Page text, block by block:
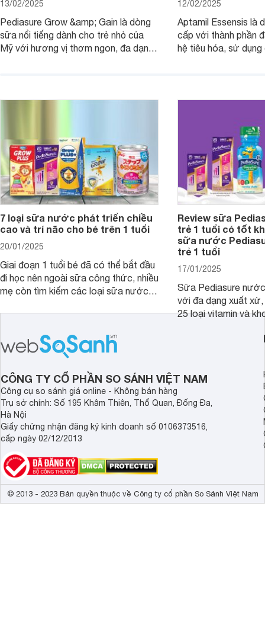
13/02/2025
Pediasure Grow &amp; Gain là dòng
sữa nổi tiếng dành cho trẻ nhỏ của
Mỹ với hương vị thơm ngon, đa dạng
Pediasure Grow &amp; Gain hiện nay
12/02/2025
Aptamil Essensis là
cấp với thành phần
hệ tiêu hóa, sử
cùng Websosanh.vn
7 loại sữa nước phát triển chiều
cao và trí não cho bé trên 1 tuổi
20/01/2025
Giai đoạn 1 tuổi bé đã có thể bắt đầu
đi học nên ngoài sữa công thức, nhiều
mẹ còn tìm kiếm các loại sữa nước
trẻ. Dưới đây là 7 loại sữa nước phát
1 tuổi tốt mà mẹ bỉm nên lựa chọn.
Review sữa
trẻ 1 tuổi có tốt
sữa nước
trẻ 1 tuổi
17/01/2025
Sữa Pediasure
với đa dạng xuất
25 loại vitamin và
CÔNG TY CỔ PHẦN SO SÁNH VIỆT NAM
Công cụ so sánh giá online - Không bán hàng
Trụ sở chính: Số 195 Khâm Thiên, Thổ Quan, Đống Đa,
Hà Nội
Giấy chứng nhận đăng ký kinh doanh số 0106373516,
cấp ngày 02/12/2013
© 2013 - 2023 Bản quyền thuộc về Công ty cổ phần So Sánh Việt Nam